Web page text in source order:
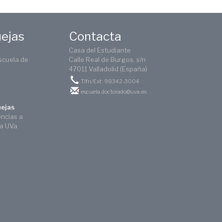
de
a
UVa
Contacta
Casa del Estudiante
Calle Real de Burgos, s/n
47011 Valladolid (España)
Tlfn/Ext: 98342-3004
escuela.doctorado@uva.es